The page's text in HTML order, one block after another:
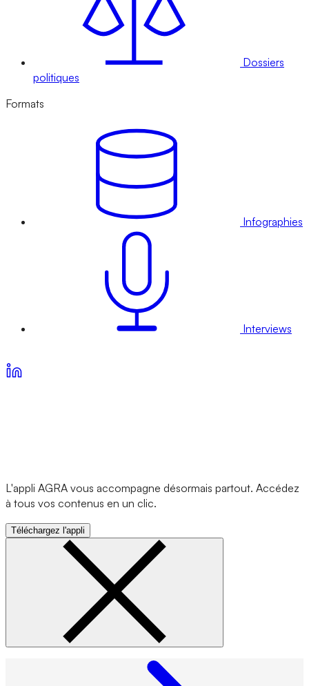
Dossiers
politiques
Formats
Infographies
Interviews
L'appli AGRA vous accompagne désormais partout. Accédez
à tous vos contenus en un clic.
Téléchargez l'appli